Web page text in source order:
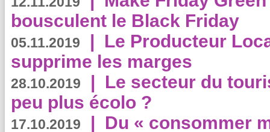
bousculent le Black Friday
05.11.2019 | Le Producteur
supprime les marges
28.10.2019 | Le secteur du
peu plus écolo ?
17.10.2019 | Du « consommer